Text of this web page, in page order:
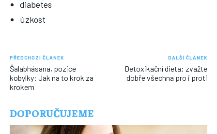
diabetes
úzkost
PŘEDCHOZÍ ČLÁNEK
Šalabhásana, pozice
kobylky: Jak na to krok za
krokem
DALŠÍ ČLÁNEK
Detoxikační dieta: zvažte
dobře všechna pro i proti
DOPORUČUJEME